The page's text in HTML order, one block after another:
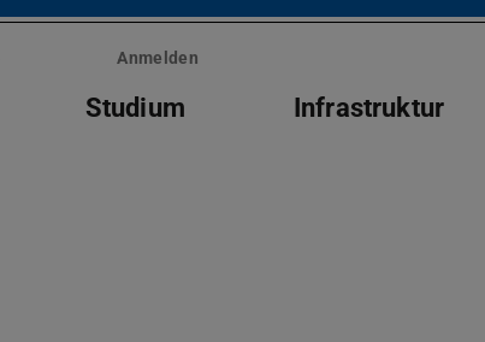
Anmelden
Studium Infrastruktur